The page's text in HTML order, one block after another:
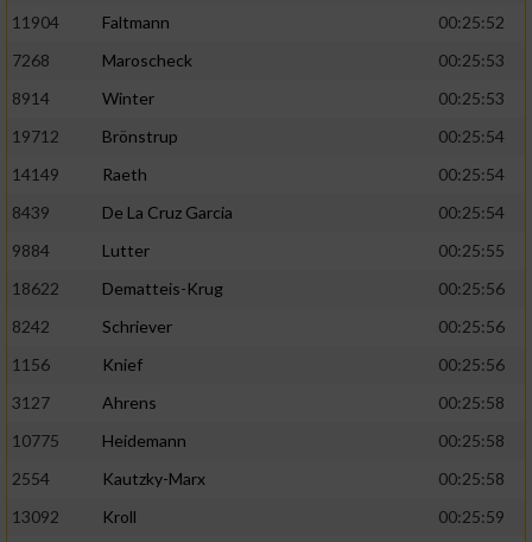
11904
Faltmann
00:25:52
7268
Maroscheck
00:25:53
8914
Winter
00:25:53
19712
Brönstrup
00:25:54
14149
Raeth
00:25:54
8439
De La Cruz Garcia
00:25:54
9884
Lutter
00:25:55
18622
Dematteis-Krug
00:25:56
8242
Schriever
00:25:56
1156
Knief
00:25:56
3127
Ahrens
00:25:58
10775
Heidemann
00:25:58
2554
Kautzky-Marx
00:25:58
13092
Kroll
00:25:59
personalisierter Werbung
von Inhalten
personalisierter Inhalte
Analyse von Zielgruppen durch Statistiken
verschiedenen Quellen
Verwendung reduzierter Daten zur Auswahl